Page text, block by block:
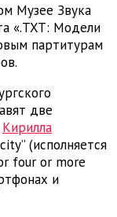
Музее Звука
«.TXT: Модели
партитурам
две
Кирилла
(исполняется
four or more
и